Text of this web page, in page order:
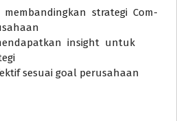
membandingkan strategi Com-
insight untuk
sesuai goal perusahaan